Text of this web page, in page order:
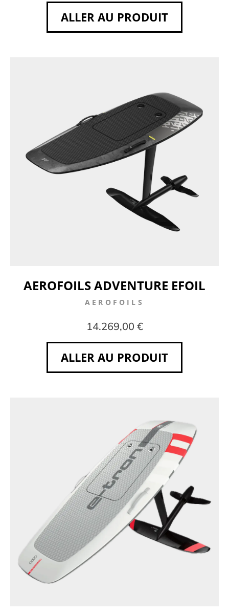
ALLER AU PRODUIT
AEROFOILS ADVENTURE EFOIL
AEROFOILS
14.269,00 €
ALLER AU PRODUIT